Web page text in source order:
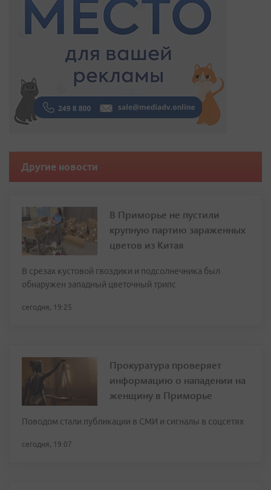
Другие новости
В Приморье не пустили
крупную партию зараженных
цветов из Китая
В срезах кустовой гвоздики и подсолнечника был
обнаружен западный цветочный трипс
сегодня, 19:25
Прокуратура проверяет
информацию о нападении на
женщину в Приморье
Поводом стали публикации в СМИ и сигналы в соцсетях
сегодня, 19:07